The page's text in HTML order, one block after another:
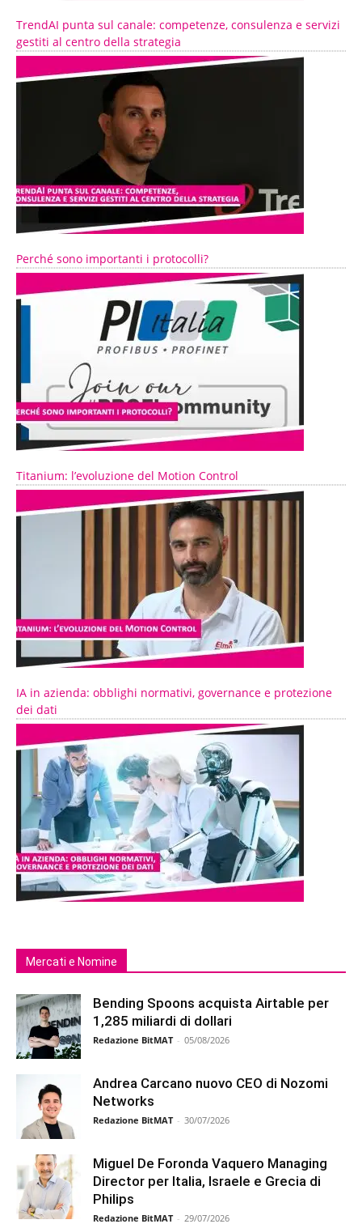
TrendAI punta sul canale: competenze, consulenza e servizi
gestiti al centro della strategia
Perché sono importanti i protocolli?
Titanium: l’evoluzione del Motion Control
IA in azienda: obblighi normativi, governance e protezione
dei dati
Mercati e Nomine
Bending Spoons acquista Airtable per
1,285 miliardi di dollari
Redazione BitMAT - 05/08/2026
Andrea Carcano nuovo CEO di Nozomi
Networks
Redazione BitMAT - 30/07/2026
Miguel De Foronda Vaquero Managing
Director per Italia, Israele e Grecia di
Philips
Redazione BitMAT - 29/07/2026